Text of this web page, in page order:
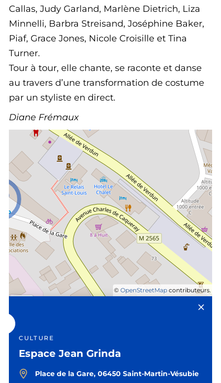
Callas, Judy Garland, Marlène Dietrich, Liza
Minnelli, Barbra Streisand, Joséphine Baker,
Piaf, Grace Jones, Nicole Croisille et Tina
Turner.
Tour à tour, elle chante, se raconte et danse
au travers d’une transformation de costume
par un styliste en direct.
Diane Frémaux
© OpenStreetMap contributeurs.
CULTURE
Espace Jean Grinda
Place de la Gare, 06450 Saint-Martin-Vésubie